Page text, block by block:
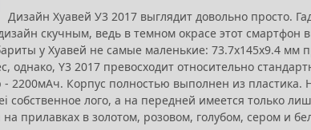
Дизайн Хуавей У3 2017 выглядит довольно просто.
скучным, ведь в темном окрасе этот
у Хуавей не самые маленькие: 73.7х145х9.4
Y3 2017 превосходит относительно
- 2200мАч. Корпус полностью выполнен из
собственное лого, а на передней имеется только
прилавках в золотом, розовом, голубом, сером и